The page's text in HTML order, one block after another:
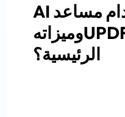
كيفية استخدام مساعد AI
Online لـ UPDFوميزاته
الرئيسية؟